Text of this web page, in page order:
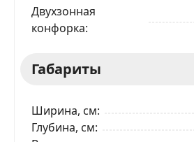
Двухзонная
конфорка
Габариты
Ширина, см
Глубина, см
Я даю согласие на обработку
данных в соответствии
площадки